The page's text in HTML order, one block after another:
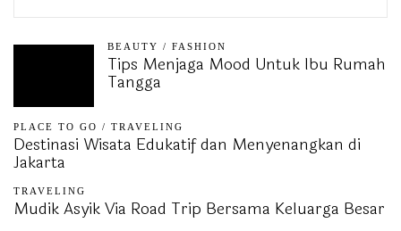
BEAUTY / FASHION
Tips Menjaga Mood Untuk Ibu Rumah
Tangga
PLACE TO GO / TRAVELING
Destinasi Wisata Edukatif dan Menyenangkan di
Jakarta
TRAVELING
Mudik Asyik Via Road Trip Bersama Keluarga Besar